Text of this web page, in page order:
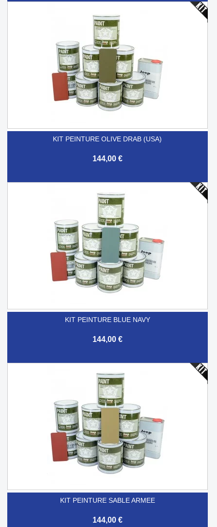
KIT PEINTURE OLIVE DRAB (USA)
144,00 €
KIT PEINTURE BLUE NAVY
144,00 €
KIT PEINTURE SABLE ARMEE
144,00 €